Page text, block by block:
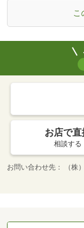
こ
お店で直
相談する
お問い合わせ先
（株